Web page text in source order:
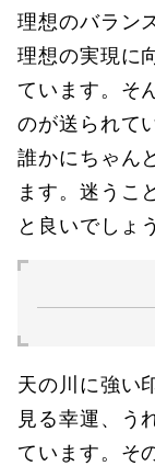
理想のバラン
理想の実現に
ています。そ
のが送られて
誰かにちゃん
ます。迷うこ
と良いでしょ
天の川に強い
見る幸運、う
ています。そ